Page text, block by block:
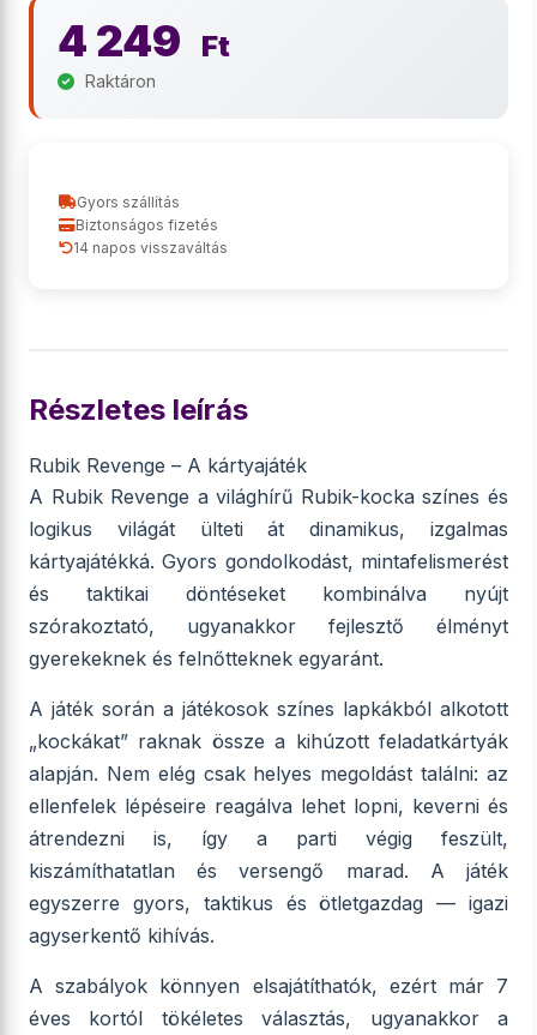
4 249 Ft
Raktáron
Gyors szállítás
Biztonságos fizetés
14 napos visszaváltás
Részletes leírás
Rubik Revenge – A kártyajáték
A Rubik Revenge a világhírű Rubik-kocka színes és
logikus világát ülteti át dinamikus, izgalmas
kártyajátékká. Gyors gondolkodást, mintafelismerést
és taktikai döntéseket kombinálva nyújt
szórakoztató, ugyanakkor fejlesztő élményt
gyerekeknek és felnőtteknek egyaránt.
A játék során a játékosok színes lapkákból alkotott
„kockákat” raknak össze a kihúzott feladatkártyák
alapján. Nem elég csak helyes megoldást találni: az
ellenfelek lépéseire reagálva lehet lopni, keverni és
átrendezni is, így a parti végig feszült,
kiszámíthatatlan és versengő marad. A játék
egyszerre gyors, taktikus és ötletgazdag — igazi
agyserkentő kihívás.
A szabályok könnyen elsajátíthatók, ezért már 7
éves kortól tökéletes választás, ugyanakkor a